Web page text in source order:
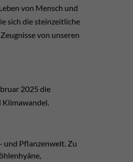
von Mensch und
sich die steinzeitliche
von unseren
2025 die
Klimawandel.
und Pflanzenwelt. Zu